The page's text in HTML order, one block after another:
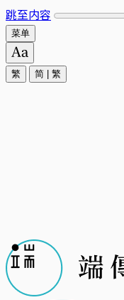
跳至内容
菜单
繁 简 繁